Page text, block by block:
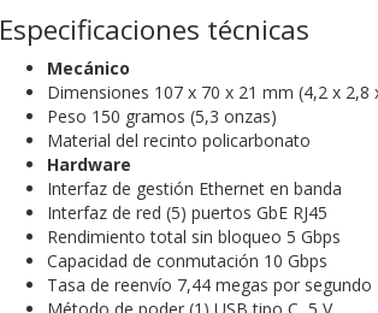
Especificaciones técnicas
Mecánico
Dimensiones 107 x 70 x 21 mm (4,2 x 2,8
Peso 150 gramos (5,3 onzas)
Material del recinto policarbonato
Hardware
Interfaz de gestión Ethernet en banda
Interfaz de red (5) puertos GbE RJ45
Rendimiento total sin bloqueo 5 Gbps
Capacidad de conmutación 10 Gbps
Tasa de reenvío 7,44 megas por segundo